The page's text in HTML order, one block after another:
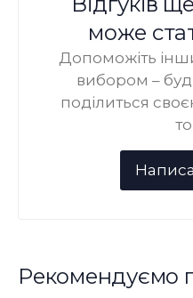
може
Допоможіть
вибором –
поділиться
Рекомендуємо